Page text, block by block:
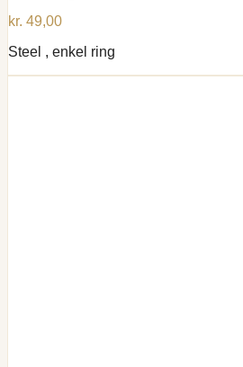
kr. 49,00
Steel , enkel ring